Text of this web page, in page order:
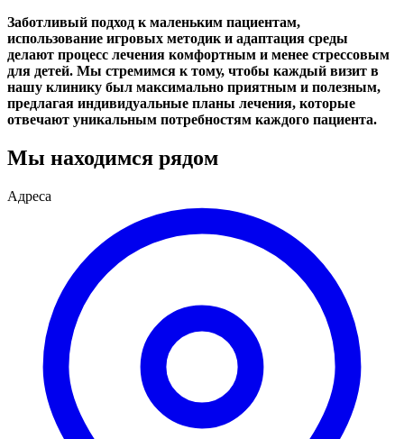
Заботливый подход к маленьким пациентам,
использование игровых методик и адаптация среды
делают процесс лечения комфортным и менее стрессовым
для детей. Мы стремимся к тому, чтобы каждый визит в
нашу клинику был максимально приятным и полезным,
предлагая индивидуальные планы лечения, которые
отвечают уникальным потребностям каждого пациента.
Мы находимся рядом
Адреса